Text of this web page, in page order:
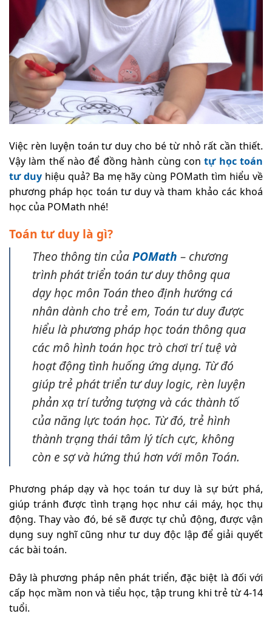
Việc rèn luyện toán tư duy cho bé từ nhỏ rất cần thiết.
Vậy làm thế nào để đồng hành cùng contự học toán
tư duyhiệu quả? Ba mẹ hãy cùng POMath tìm hiểu về
phương pháp học toán tư duy và tham khảo các khoá
học của POMath nhé!
Toán tư duy là gì?
Theo thông tin củaPOMath – chương
trình phát triển toán tư duy thông qua
dạy học môn Toán theo định hướng cá
nhân dành cho trẻ em, Toán tư duy được
hiểu là phương pháp học toán thông qua
các mô hình toán học trò chơi trí tuệ và
hoạt động tình huống ứng dụng. Từ đó
giúp trẻ phát triển tư duy logic, rèn luyện
phản xạ trí tưởng tượng và các thành tố
của năng lực toán học. Từ đó, trẻ hình
thành trạng thái tâm lý tích cực, không
còn e sợ và hứng thú hơn với môn Toán.
Phương pháp dạy và học toán tư duy là sự bứt phá,
giúp tránh được tình trạng học như cái máy, học thụ
động. Thay vào đó, bé sẽ được tự chủ động, được vận
dụng suy nghĩ cũng như tư duy độc lập để giải quyết
các bài toán.
Đây là phương pháp nên phát triển, đặc biệt là đối với
cấp học mầm non và tiểu học, tập trung khi trẻ từ 4-14
tuổi.